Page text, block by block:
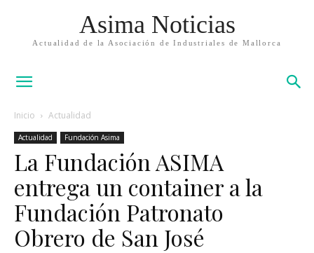
Asima Noticias
Actualidad de la Asociación de Industriales de Mallorca
Inicio Actualidad
Actualidad Fundación Asima
La Fundación ASIMA
entrega un container a la
Fundación Patronato
Obrero de San José